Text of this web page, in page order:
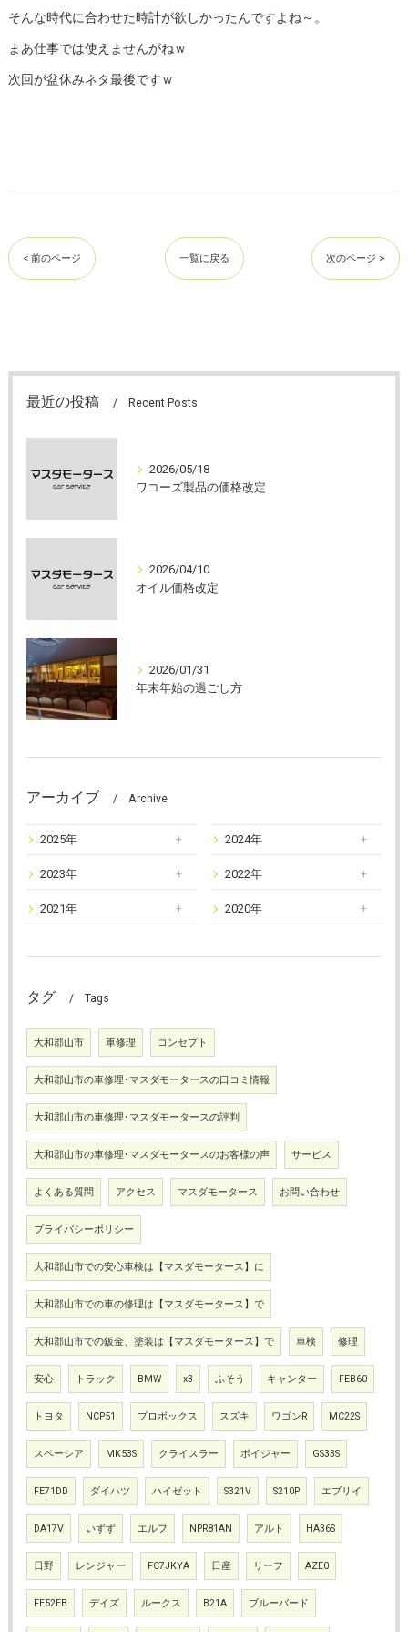
そんな時代に合わせた時計が欲しかったんですよね～。
まあ仕事では使えませんがねｗ
次回が盆休みネタ最後ですｗ
< 前のページ 一覧に戻る 次のページ >
最近の投稿 Recent Posts
2026/05/18
ワコーズ製品の価格改定
2026/04/10
オイル価格改定
2026/01/31
年末年始の過ごし方
アーカイブ Archive
2025年 2024年
2023年 2022年
2021年 2020年
タグ Tags
大和郡山市 車修理 コンセプト
大和郡山市の車修理･マスダモータースの口コミ情報
大和郡山市の車修理･マスダモータースの評判
大和郡山市の車修理･マスダモータースのお客様の声 サービス
よくある質問 アクセス マスダモータース お問い合わせ
プライバシーポリシー
大和郡山市での安心車検は【マスダモータース】に
大和郡山市での車の修理は【マスダモータース】で
大和郡山市での鈑金、塗装は【マスダモータース】で 車検 修理
安心 トラック BMW x3 ふそう キャンター FEB60
トヨタ NCP51 プロボックス スズキ ワゴンR MC22S
スペーシア MK53S クライスラー ボイジャー GS33S
FE71DD ダイハツ ハイゼット S321V S210P エブリイ
DA17V いずず エルフ NPR81AN アルト HA36S
日野 レンジャー FC7JKYA 日産 リーフ AZE0
FE52EB デイズ ルークス B21A ブルーバード